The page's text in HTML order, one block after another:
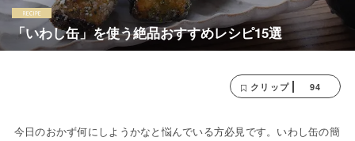
「いわし缶」を使う絶品おすすめレシピ15選
クリップ 94
今日のおかず何にしようかなと悩んでいる方必見です。いわし缶の簡